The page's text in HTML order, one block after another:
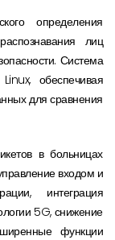
определения
лиц
Система
обеспечивая
для сравнения
в больницах
входом и
интеграция
5G, снижение
функции